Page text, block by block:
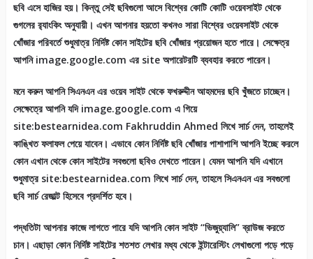
ছবি এসে হাজির হয়। কিন্তু সেই ছবিগুলো আসে বিশ্বের কোটি কোটি ওয়েবসাইট থেকে
গুগলের র‌্যাংকিং অনুযায়ী। এখন আপনার হয়তো কখনও সারা বিশ্বের ওয়েবসাইট থেকে
খোঁজার পরিবর্তে শুধুমাত্র নির্দিষ্ট কোন সাইটের ছবি খোঁজার প্রয়োজন হতে পারে। সেক্ষেত্র
আপনি image.google.com এর site অপারেটরটি ব্যবহার করতে পারেন।
মনে করুন আপনি সিএনএন এর ওয়েব সাইট থেকে ফখরুদ্দীন আহমদের ছবি খুঁজতে চাচ্ছেন।
সেক্ষেত্রে আপনি যদি image.google.com এ গিয়ে
site:bestearnidea.com Fakhruddin Ahmed লিখে সার্চ দেন, তাহলেই
কাঙ্খিত ফলাফল পেয়ে যাবেন। এভাবে কোন নির্দিষ্ট ছবি খোঁজার পাশাপাশি আপনি ইচ্ছে করলে
কোন এখান থেকে কোন সাইটের সবগুলো ছবিও দেখতে পারেন। যেমন আপনি যদি এখানে
শুধুমাত্র site:bestearnidea.com লিখে সার্চ দেন, তাহলে সিএনএন এর সবগুলো
ছবি সার্চ রেজাল্ট হিসেবে প্রদর্শিত হবে।
পদ্ধতিটা আপনার কাজে লাগতে পারে যদি আপনি কোন সাইট “ভিজুয়্যালি” ব্রাউজ করতে
চান। এছাড়া কোন নির্দিষ্ট সাইটের শতশত লেখার মধ্য থেকে ইন্টারেস্টিং লেখাগুলো পড়ে পড়ে